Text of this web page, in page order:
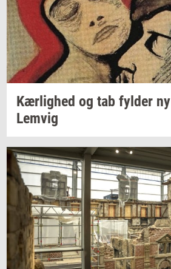
Kær­lig­hed og tab fyl­der ny
Lemvig